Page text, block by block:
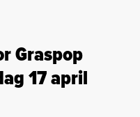
Graspop
17 april